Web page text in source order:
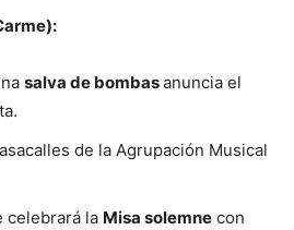
salva de bombasanuncia el
de la Agrupación Musical
celebrará la Misa solemne con